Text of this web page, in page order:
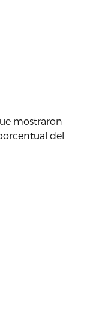
mostraron
del